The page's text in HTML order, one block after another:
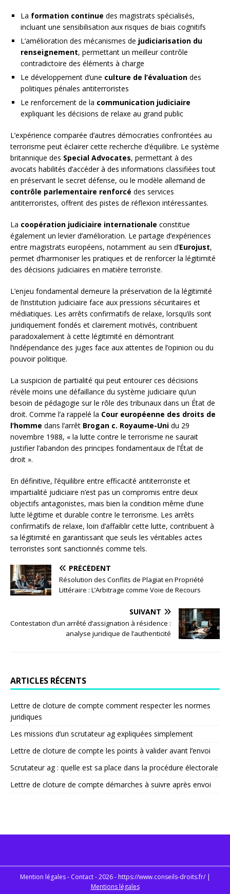
La formation continue des magistrats spécialisés,
incluant une sensibilisation aux risques de biais cognitifs
L’amélioration des mécanismes de judiciarisation du
renseignement, permettant un meilleur contrôle
contradictoire des éléments à charge
Le développement d’une culture de l’évaluation des
politiques pénales antiterroristes
Le renforcement de la communication judiciaire
expliquant les décisions de relaxe au grand public
L’expérience comparée d’autres démocraties confrontées au
terrorisme peut éclairer cette recherche d’équilibre. Le système
britannique des Special Advocates, permettant à des
avocats habilités d’accéder à des informations classifiées tout
en préservant le secret défense, ou le modèle allemand de
contrôle parlementaire renforcé des services
antiterroristes, offrent des pistes de réflexion intéressantes.
La coopération judiciaire internationale constitue
également un levier d’amélioration. Le partage d’expériences
entre magistrats européens, notamment au sein d’Eurojust,
permet d’harmoniser les pratiques et de renforcer la légitimité
des décisions judiciaires en matière terroriste.
L’enjeu fondamental demeure la préservation de la légitimité
de l’institution judiciaire face aux pressions sécuritaires et
médiatiques. Les arrêts confirmatifs de relaxe, lorsqu’ils sont
juridiquement fondés et clairement motivés, contribuent
paradoxalement à cette légitimité en démontrant
l’indépendance des juges face aux attentes de l’opinion ou du
pouvoir politique.
La suspicion de partialité qui peut entourer ces décisions
révèle moins une défaillance du système judiciaire qu’un
besoin de pédagogie sur le rôle des tribunaux dans un État de
droit. Comme l’a rappelé la Cour européenne des droits de
l’homme dans l’arrêt Brogan c. Royaume-Uni du 29
novembre 1988, « la lutte contre le terrorisme ne saurait
justifier l’abandon des principes fondamentaux de l’État de
droit ».
En définitive, l’équilibre entre efficacité antiterroriste et
impartialité judiciaire n’est pas un compromis entre deux
objectifs antagonistes, mais bien la condition même d’une
lutte légitime et durable contre le terrorisme. Les arrêts
confirmatifs de relaxe, loin d’affaiblir cette lutte, contribuent à
sa légitimité en garantissant que seuls les véritables actes
terroristes sont sanctionnés comme tels.
PRÉCÉDENT
Résolution des Conflits de Plagiat en Propriété
Littéraire : L’Arbitrage comme Voie de Recours
SUIVANT
Contestation d’un arrêté d’assignation à résidence :
analyse juridique de l’authenticité
ARTICLES RÉCENTS
Lettre de cloture de compte comment respecter les normes
juridiques
Les missions d’un scrutateur ag expliquées simplement
Lettre de cloture de compte les points à valider avant l’envoi
Scrutateur ag : quelle est sa place dans la procédure électorale
Lettre de cloture de compte démarches à suivre après envoi
Mention légales - Contact - 2026 - https://www.conseils-droits.fr/ |
Mentions légales